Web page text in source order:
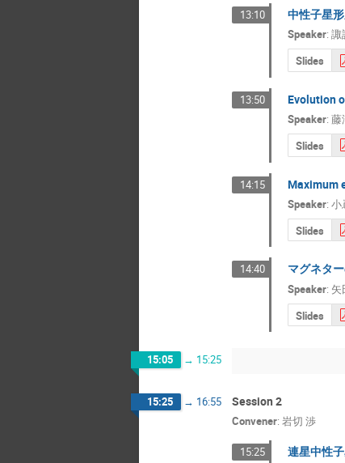
13:10 中性子星
Speaker: 諏
Slides
13:50 Evolution
Speaker: 藤
Slides
14:15 Maximum
Speaker: 小
Slides
14:40 マグネタ
Speaker: 矢
Slides
15:05 → 15:25
15:25 → 16:55 Session 2
Convener: 岩切 渉
15:25 連星中性